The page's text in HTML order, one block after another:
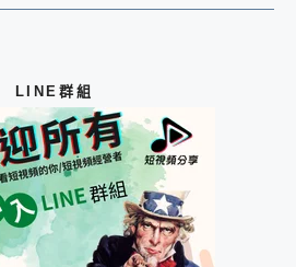
LINE群組